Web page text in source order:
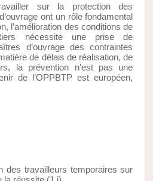
sur la protection des
ont un rôle fondamental
l’amélioration des conditions de
nécessite une prise de
d’ouvrage des contraintes
de délais de réalisation, de
la prévention n’est pas une
de l’OPPBTP est européen,
des travailleurs temporaires sur